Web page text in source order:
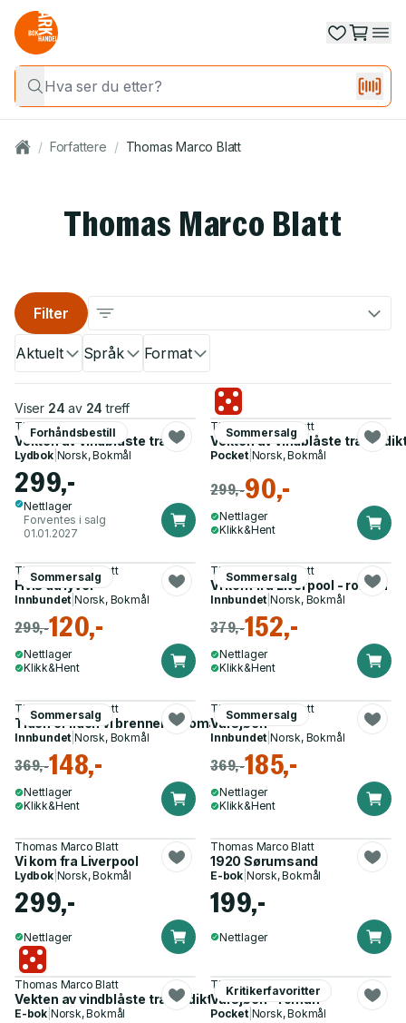
/ Forfattere / Thomas Marco Blatt
Thomas Marco Blatt
Aktuelt Språk Format
Filter
Viser 24 av 24 treff
Forhåndsbestill
Thomas Marco Blatt
Vekten av vindblåste trær
Lydbok| Norsk, Bokmål
299,-
Nettlager
Forventes i salg
01.01.2027
Sommersalg
Thomas Marco Blatt
Vekten av vindblåste trær -
Pocket| Norsk, Bokmål
299,-90,-
Nettlager
Klikk&Hent
Sommersalg
Thomas Marco Blatt
Hvis du lyver
Innbundet |Norsk, Bokmål
299,-120,-
Nettlager
Klikk&Hent
Sommersalg
Thomas Marco Blatt
Vi kom fra Liverpool - roman
Innbundet |Norsk, Bokmål
379,-152,-
Nettlager
Klikk&Hent
Sommersalg
Thomas Marco Blatt
Tiden er ilden vi brenner i - roman
Innbundet |Norsk, Bokmål
369,-148,-
Nettlager
Klikk&Hent
Sommersalg
Thomas Marco Blatt
Varsjøen
Innbundet |Norsk, Bokmål
369,-185,-
Nettlager
Klikk&Hent
Thomas Marco Blatt
Vi kom fra Liverpool
Lydbok| Norsk, Bokmål
299,-
Nettlager
Thomas Marco Blatt
1920 Sørumsand
E-bok Norsk, Bokmål
199,-
Nettlager
Thomas Marco Blatt
Vekten av vindblåste trær - dikt
E-bok Norsk, Bokmål
Kritikerfavoritter
Thomas Marco Blatt
Varsjøen - roman
Pocket| Norsk, Bokmål